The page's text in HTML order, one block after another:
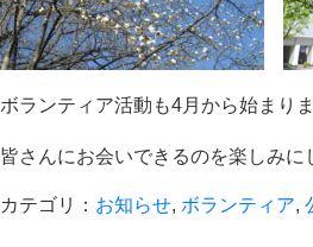
ボランティア活動も4月から始まりま
皆さんにお会いできるのを楽しみに
カテゴリ： お知らせ, ボランティア,